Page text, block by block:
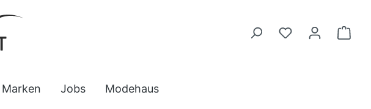
Marken Jobs Modehaus